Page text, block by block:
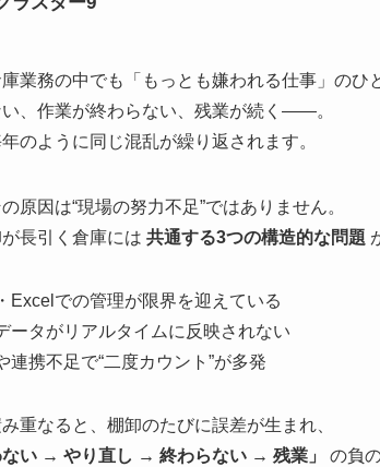
業務の中でも「もっとも嫌われる仕事」のひ
、作業が終わらない、残業が続く――。
のように同じ混乱が繰り返されます。
原因は“現場の努力不足”ではありません。
長引く倉庫には 共通する3つの構造的な問題
Excelでの管理が限界を迎えている
ータがリアルタイムに反映されない
連携不足で“二度カウント”が多発
重なると、棚卸のたびに誤差が生まれ、
ない → やり直し → 終わらない → 残業」
の負